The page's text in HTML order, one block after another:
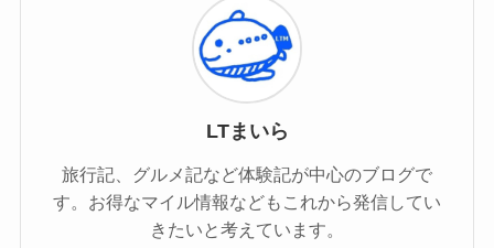
LTまいら
旅行記、グルメ記など体験記が中心のブログで
す。お得なマイル情報などもこれから発信してい
きたいと考えています。